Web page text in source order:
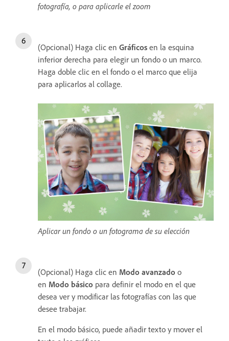
fotografía, o para aplicarle el zoom
(Opcional) Haga clic en Gráficos en la esquina
inferior derecha para elegir un fondo o un marco.
Haga doble clic en el fondo o el marco que elija
para aplicarlos al collage.
Aplicar un fondo o un fotograma de su elección
(Opcional) Haga clic en Modo avanzado o
en Modo básico para definir el modo en el que
desea ver y modificar las fotografías con las que
desee trabajar.
En el modo básico, puede añadir texto y mover el